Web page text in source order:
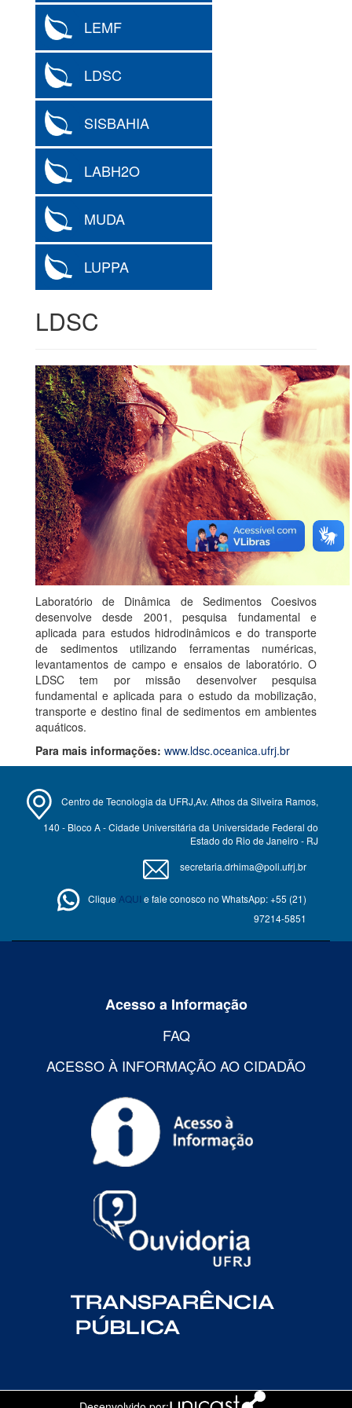
LEMF
LDSC
SISBAHIA
LABH2O
MUDA
LUPPA
LDSC
Laboratório de Dinâmica de Sedimentos Coesivos
desenvolve desde 2001, pesquisa fundamental e
aplicada para estudos hidrodinâmicos e do transporte
de sedimentos utilizando ferramentas numéricas,
levantamentos de campo e ensaios de laboratório. O
LDSC tem por missão desenvolver pesquisa
fundamental e aplicada para o estudo da mobilização,
transporte e destino final de sedimentos em ambientes
aquáticos.
Para mais informações: www.ldsc.oceanica.ufrj.br
Centro de Tecnologia da UFRJ,Av. Athos da Silveira Ramos,
140 - Bloco A - Cidade Universitária da Universidade Federal do
Estado do Rio de Janeiro - RJ
secretaria.drhima@poli.ufrj.br
Clique AQUI e fale conosco no WhatsApp: +55 (21)
97214-5851
Acesso a Informação
FAQ
ACESSO À INFORMAÇÃO AO CIDADÃO